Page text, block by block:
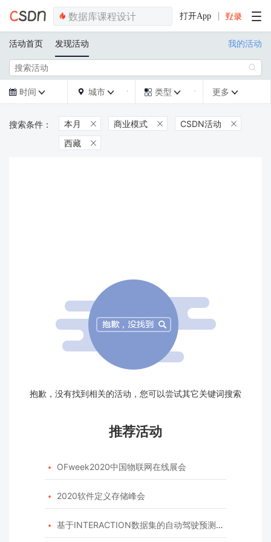
打开App
活动首页 发现活动 我的活动

 时间   城市   类型  更多 
本月  商业模式  CSDN活动 
西藏 
抱歉，没有找到相关的活动，您可以尝试其它关键词搜索
推荐活动
 OFweek2020中国物联网在线展会
 2020软件定义存储峰会
 基于INTERACTION数据集的自动驾驶预测模型挑战赛